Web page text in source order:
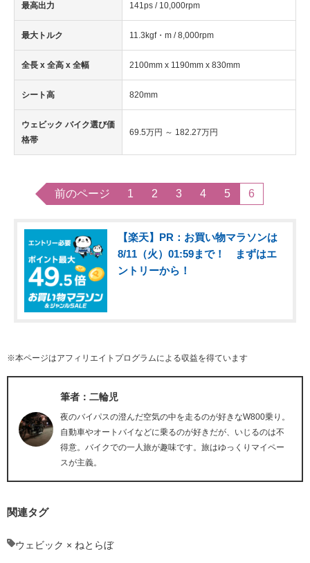
最高出力 141ps / 10,000rpm
最大トルク 11.3kgf・m / 8,000rpm
全長 x 全高 x 全幅 2100mm x 1190mm x 830mm
シート高 820mm
ウェビック バイク選び価
格帯
69.5万円 ～ 182.27万円
前のページ 1 2 3 4 5 6
【楽天】PR：お買い物マラソンは
8/11（火）01:59まで！ まずはエ
ントリーから！
※本ページはアフィリエイトプログラムによる収益を得ています
筆者：二輪児
夜のバイパスの澄んだ空気の中を走るのが好きなW800乗り。
自動車やオートバイなどに乗るのが好きだが、いじるのは不
得意。バイクでの一人旅が趣味です。旅はゆっくりマイペー
スが主義。
関連タグ
ウェビック × ねとらぼ